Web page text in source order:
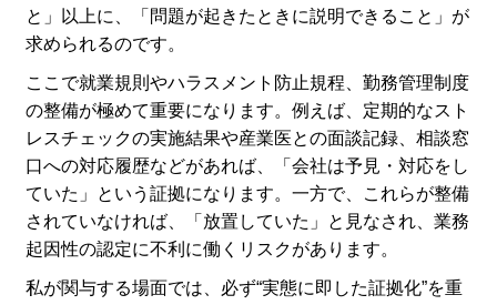
と」以上に、「問題が起きたときに説明できること」が
求められるのです。
ここで就業規則やハラスメント防止規程、勤務管理制度
の整備が極めて重要になります。例えば、定期的なスト
レスチェックの実施結果や産業医との面談記録、相談窓
口への対応履歴などがあれば、「会社は予見・対応をし
ていた」という証拠になります。一方で、これらが整備
されていなければ、「放置していた」と見なされ、業務
起因性の認定に不利に働くリスクがあります。
私が関与する場面では、必ず“実態に即した証拠化”を重